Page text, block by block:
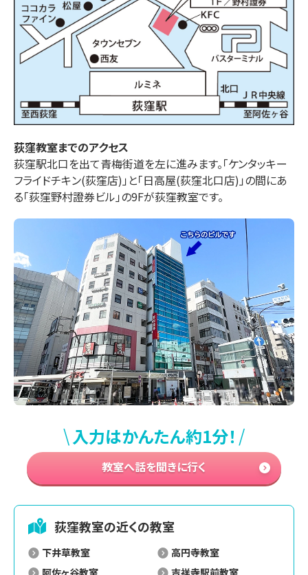
荻窪教室までのアクセス
荻窪駅北口を出て青梅街道を左に進みます。「ケンタッキー
フライドチキン(荻窪店)」と「日高屋(荻窪北口店)」の間にあ
る「荻窪野村證券ビル」の9Fが荻窪教室です。
\ 入力はかんたん約1分！ /
教室へ話を聞きに行く
荻窪教室の近くの教室
下井草教室
高円寺教室
阿佐ヶ谷教室
吉祥寺駅前教室